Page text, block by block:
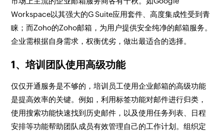
Workspace以其强大的G Suite应用套件、高度集成性受到青
睐；而Zoho的Zoho邮箱，为用户提供安全纯净的邮箱服务。
企业需根据自身需求，权衡优劣，做出最适合的选择。
1、培训团队使用高级功能
仅仅开通服务是不够的，培训员工使用企业邮箱的高级功能
是提高效率的关键。例如，利用标签功能对邮件进行归类，
使用搜索功能快速找到历史邮件，以及使用任务列表、日程
安排等功能帮助团队成员有效管理自己的工作计划。组织定